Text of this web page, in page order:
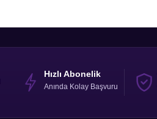
Hızlı Abonelik
Anında Kolay Başvuru